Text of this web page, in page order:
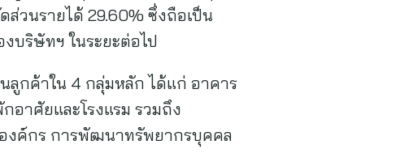
วนรายได้ 29.60% ซึ่งถือเป็น
บริษัทฯ ในระยะต่อไป
ลูกค้าใน 4 กลุ่มหลัก ได้แก่ อาคาร
อาศัยและโรงแรม รวมถึง
งค์กร การพัฒนาทรัพยากรบุคคล